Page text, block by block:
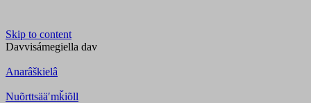
Skip to content
Davvisámegiella dav
Anarâškielâ
Nuõrttsääʹmǩiõll